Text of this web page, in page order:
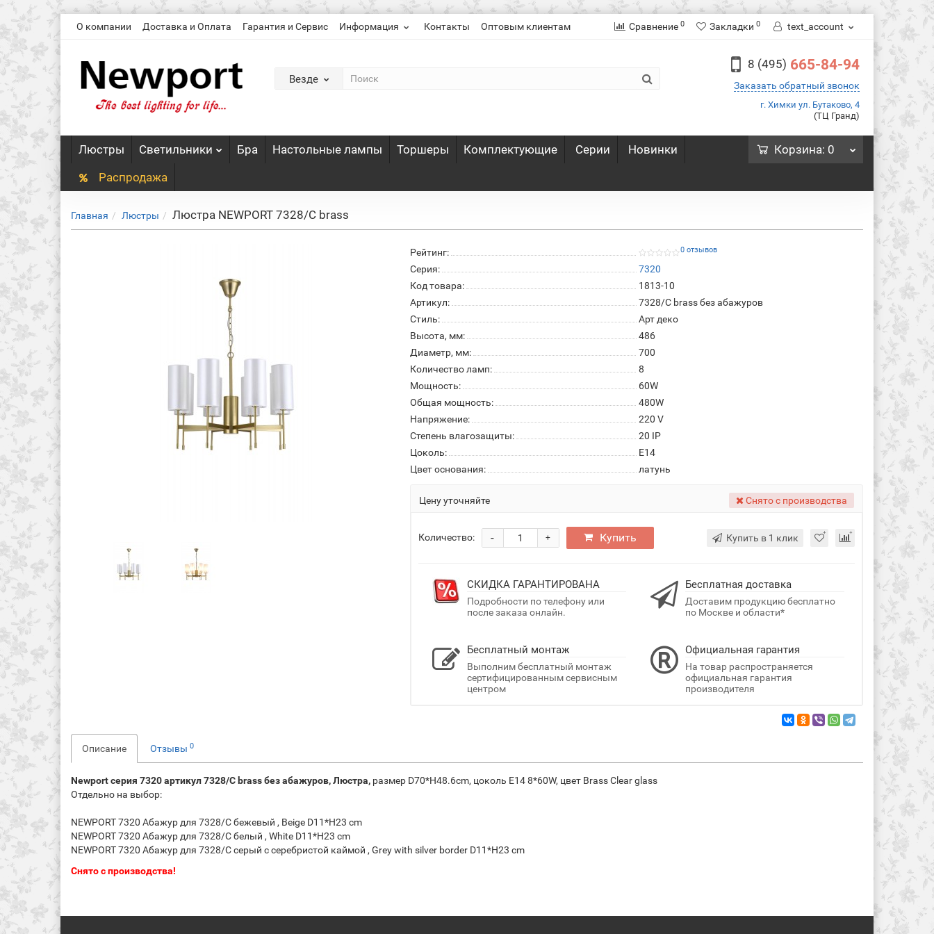
О компании Доставка и Оплата Гарантия и Сервис Информация Контакты Оптовым клиентам Сравнение 0 Закладки 0 text_account
Везде
8 (495) 665-84-94
Заказать обратный звонок
г. Химки ул. Бутаково, 4
(ТЦ Гранд)
Люстры Светильники Бра Настольные лампы Торшеры Комплектующие Серии
Новинки
Распродажа
Корзина: 0
Главная Люстры Люстра NEWPORT 7328/C brass
Рейтинг: 0 отзывов
Серия:
7320
Код товара:
1813-10
Артикул:
7328/C brass без абажуров
Стиль:
Арт деко
Высота, мм:
486
Диаметр, мм:
700
Количество ламп:
8
Мощность:
60W
Общая мощность:
480W
Напряжение:
220 V
Степень влагозащиты:
20 IP
Цоколь:
E14
Цвет основания:
латунь
Цену уточняйте Снято с производства
Количество: +
- Купить Купить в 1 клик
СКИДКА ГАРАНТИРОВАНА
Подробности по телефону или
после заказа онлайн.
Бесплатная доставка
Доставим продукцию бесплатно
по Москве и области*
Бесплатный монтаж
Выполним бесплатный монтаж
сертифицированным сервисным
центром
Официальная гарантия
На товар распространяется
официальная гарантия
производителя
Описание Отзывы 0
Newport серия 7320 артикул 7328/C brass без абажуров, Люстра, размер D70*H48.6cm, цоколь E14 8*60W, цвет Brass Clear glass
Отдельно на выбор:
NEWPORT 7320 Абажур для 7328/C бежевый , Beige D11*H23 cm
NEWPORT 7320 Абажур для 7328/C белый , White D11*H23 cm
NEWPORT 7320 Абажур для 7328/C серый с серебристой каймой , Grey with silver border D11*H23 cm
Снято с производства!